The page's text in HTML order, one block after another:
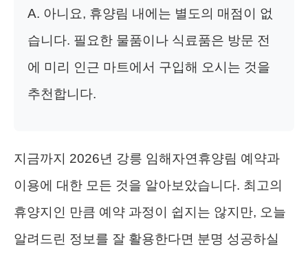
A. 아니요, 휴양림 내에는 별도의 매점이 없
습니다. 필요한 물품이나 식료품은 방문 전
에 미리 인근 마트에서 구입해 오시는 것을
추천합니다.
지금까지 2026년 강릉 임해자연휴양림 예약과
이용에 대한 모든 것을 알아보았습니다. 최고의
휴양지인 만큼 예약 과정이 쉽지는 않지만, 오늘
알려드린 정보를 잘 활용한다면 분명 성공하실